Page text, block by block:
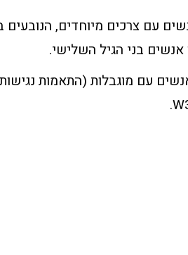
עם צרכים מיוחדים, הנובעים
אנשים בני הגיל השלישי.